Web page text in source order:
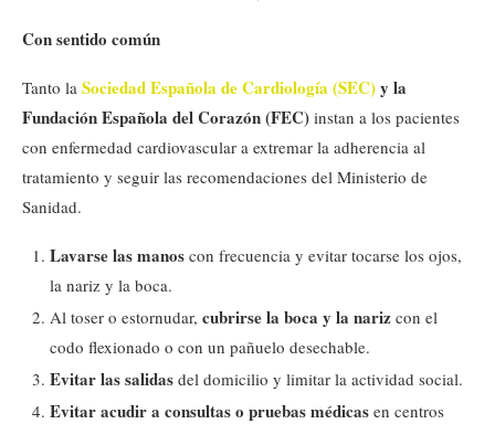
Con sentido común
Tanto la Sociedad Española de Cardiología (SEC)y la
Fundación Española del Corazón (FEC) instan a los pacientes
con enfermedad cardiovascular a extremar la adherencia al
tratamiento y seguir las recomendaciones del Ministerio de
Sanidad.
Lavarse las manos con frecuencia y evitar tocarse los ojos,
la nariz y la boca.
Al toser o estornudar, cubrirse la boca y la nariz con el
codo flexionado o con un pañuelo desechable.
Evitar las salidas del domicilio y limitar la actividad social.
Evitar acudir a consultas o pruebas médicas en centros